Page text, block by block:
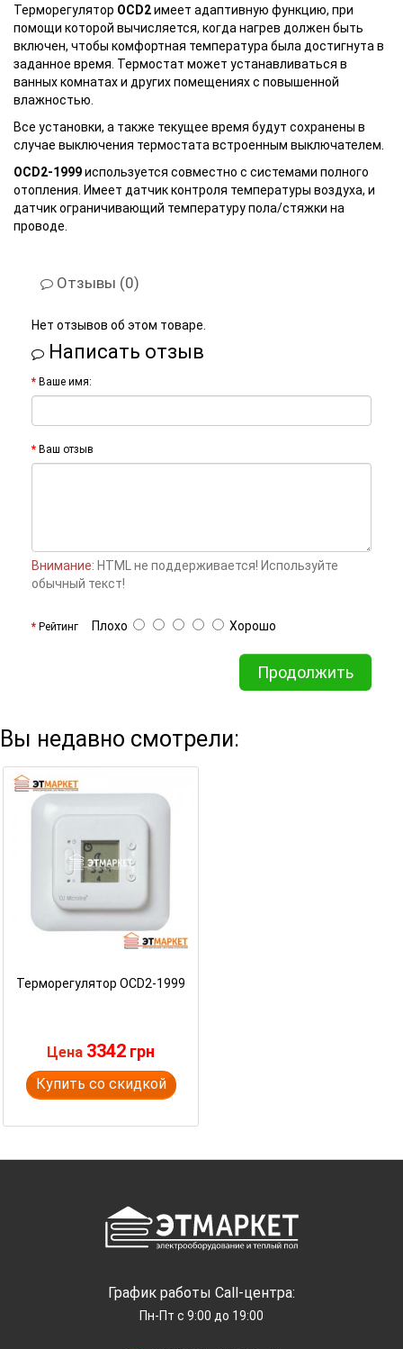
Терморегулятор OCD2имеет адаптивную функцию, при
помощи которой вычисляется, когда нагрев должен быть
включен, чтобы комфортная температура была достигнута в
заданное время. Термостат может устанавливаться в
ванных комнатах и других помещениях с повышенной
влажностью.
Все установки, а также текущее время будут сохранены в
случае выключения термостата встроенным выключателем.
OCD2-1999используется совместно с системами полного
отопления. Имеет датчик контроля температуры воздуха, и
датчик ограничивающий температуру пола/стяжки на
проводе.
Отзывы (0)
Нет отзывов об этом товаре.
Написать отзыв
Ваше имя:
Ваш отзыв
Внимание: HTML не поддерживается! Используйте
обычный текст!
Рейтинг Плохо Хорошо
Продолжить
Вы недавно смотрели:
Терморегулятор OCD2-1999
Цена 3342 грн
Купить со скидкой
График работы Call-центра:
Пн-Пт с 9:00 до 19:00